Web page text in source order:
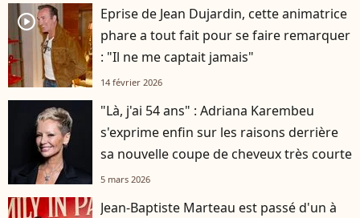
player2
Eprise de Jean Dujardin, cette animatrice
phare a tout fait pour se faire remarquer
: "Il ne me captait jamais"
14 février 2026
"Là, j'ai 54 ans" : Adriana Karembeu
s'exprime enfin sur les raisons derrière
sa nouvelle coupe de cheveux très courte
5 mars 2026
Jean-Baptiste Marteau est passé d'un à